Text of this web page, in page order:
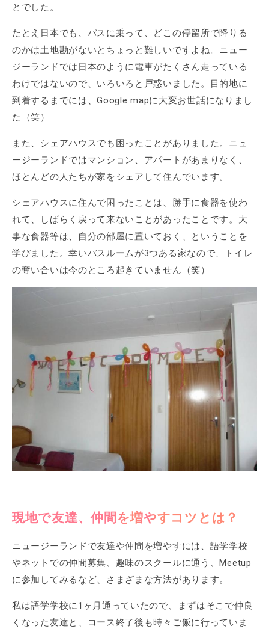
とでした。
たとえ日本でも、バスに乗って、どこの停留所で降りる
のかは土地勘がないとちょっと難しいですよね。ニュー
ジーランドでは日本のように電車がたくさん走っている
わけではないので、いろいろと戸惑いました。目的地に
到着するまでには、Google mapに大変お世話になりまし
た（笑）
また、シェアハウスでも困ったことがありました。ニュ
ージーランドではマンション、アパートがあまりなく、
ほとんどの人たちが家をシェアして住んでいます。
シェアハウスに住んで困ったことは、勝手に食器を使わ
れて、しばらく戻って来ないことがあったことです。大
事な食器等は、自分の部屋に置いておく、ということを
学びました。幸いバスルームが3つある家なので、トイレ
の奪い合いは今のところ起きていません（笑）
現地で友達、仲間を増やすコツとは？
ニュージーランドで友達や仲間を増やすには、語学学校
やネットでの仲間募集、趣味のスクールに通う、Meetup
に参加してみるなど、さまざまな方法があります。
私は語学学校に1ヶ月通っていたので、まずはそこで仲良
くなった友達と、コース終了後も時々ご飯に行っていま